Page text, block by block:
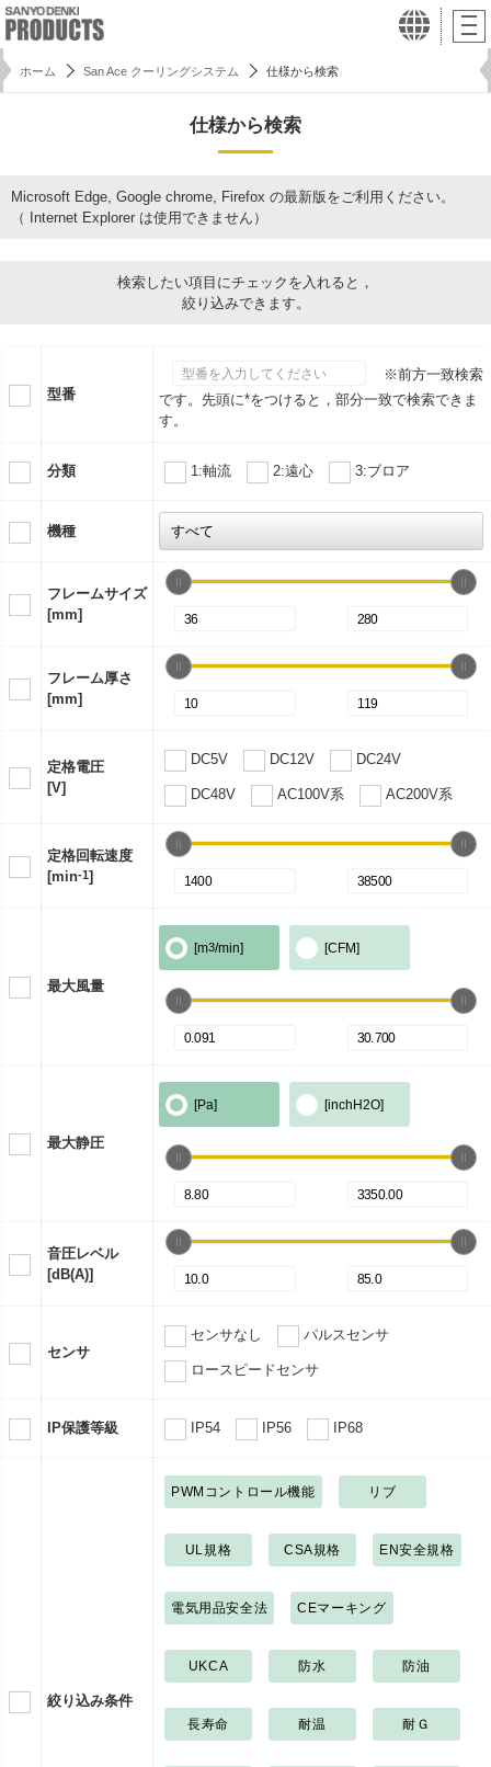
ホーム San Ace クーリングシステム 仕様から検索
仕様から検索
Microsoft Edge, Google chrome, Firefox の最新版をご利用ください。
（ Internet Explorer は使用できません）
検索したい項目にチェックを入れると，
絞り込みできます。
型番
※前方一致検索
です。先頭に*をつけると，部分一致で検索できま
す。
分類 1:軸流 2:遠心 3:ブロア
機種
フレームサイズ
[mm]
フレーム厚さ
[mm]
定格電圧
[V]
DC5V DC12V DC24V
DC48V AC100V系 AC200V系
定格回転速度
[min-1]
最大風量
[m3/min] [CFM]
最大静圧
[Pa] [inchH2O]
音圧レベル
[dB(A)]
センサ
センサなし パルスセンサ
ロースピードセンサ
IP保護等級 IP54 IP56 IP68
絞り込み条件
PWMコントロール機能 リブ
UL規格 CSA規格 EN安全規格
電気用品安全法 CEマーキング
UKCA 防水 防油
長寿命 耐温 耐Ｇ